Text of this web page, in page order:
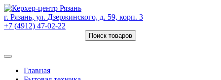
г. Рязань, ул. Дзержинского, д. 59, корп. 3
+7 (4912) 47-02-22
Поиск товаров
Главная